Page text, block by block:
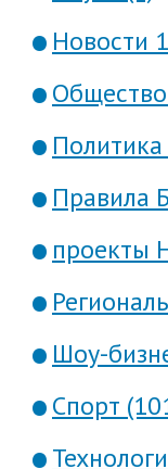
Новости
Политика
Правила
проекты
Шоу-
Спорт